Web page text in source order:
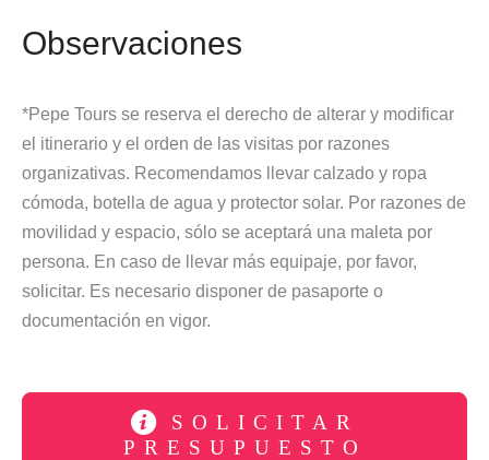
Observaciones
*Pepe Tours se reserva el derecho de alterar y modificar
el itinerario y el orden de las visitas por razones
organizativas. Recomendamos llevar calzado y ropa
cómoda, botella de agua y protector solar. Por razones de
movilidad y espacio, sólo se aceptará una maleta por
persona. En caso de llevar más equipaje, por favor,
solicitar. Es necesario disponer de pasaporte o
documentación en vigor.
SOLICITAR
PRESUPUESTO